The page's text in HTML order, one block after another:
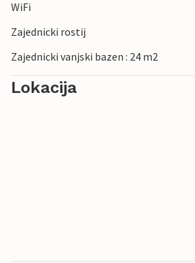
WiFi
Zajednicki rostij
Zajednicki vanjski bazen : 24 m2
Lokacija